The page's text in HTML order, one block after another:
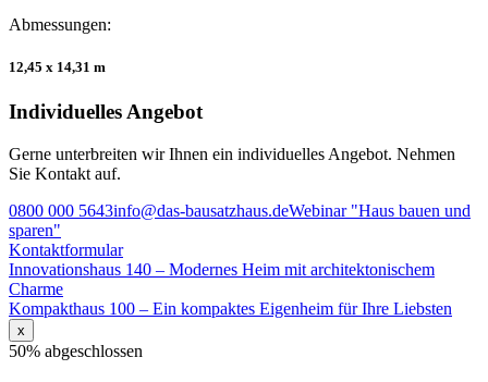
Abmessungen:
12,45 x 14,31 m
Individuelles Angebot
Gerne unterbreiten wir Ihnen ein individuelles Angebot. Nehmen
Sie Kontakt auf.
0800 000 5643info@das-bausatzhaus.deWebinar "Haus bauen und
sparen"
Kontaktformular
Beitragsnavigation
Innovationshaus 140 – Modernes Heim mit architektonischem
Charme
Kompakthaus 100 – Ein kompaktes Eigenheim für Ihre Liebsten
x
50% abgeschlossen